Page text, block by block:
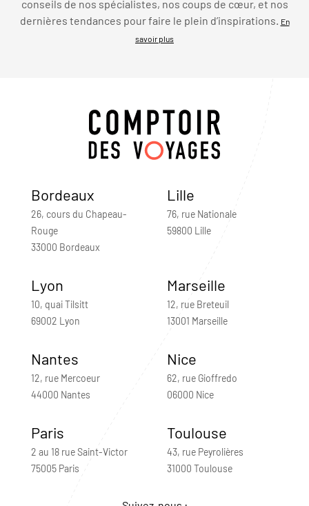
conseils de nos spécialistes, nos coups de cœur, et nos
dernières tendances pour faire le plein d’inspirations.
En
savoir plus
Bordeaux
26, cours du Chapeau-
Rouge
33000 Bordeaux
Lille
76, rue Nationale
59800 Lille
Lyon
10, quai Tilsitt
69002 Lyon
Marseille
12, rue Breteuil
13001 Marseille
Nantes
12, rue Mercoeur
44000 Nantes
Nice
62, rue Gioffredo
06000 Nice
Paris
2 au 18 rue Saint-Victor
75005 Paris
Toulouse
43, rue Peyrolières
31000 Toulouse